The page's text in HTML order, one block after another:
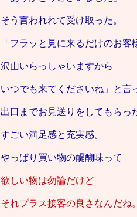
そう言われれて受け取った。
「フラッと見に来るだけのお客
沢山いらっしゃいますから
いつでも来てくださいね」と言
出口までお見送りをしてもらっ
すごい満足感と充実感。
やっぱり買い物の醍醐味って
欲しい物は勿論だけど
それプラス接客の良さなんだね